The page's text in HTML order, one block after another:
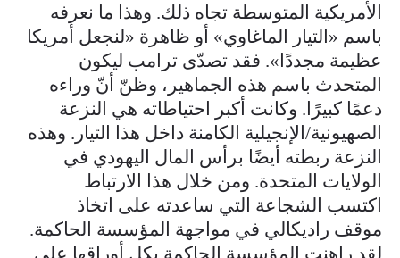
الأمريكية المتوسطة تجاه ذلك. وهذا ما نعرفه
باسم «التيار الماغاوي» أو ظاهرة «لنجعل أمريكا
عظيمة مجددًا». فقد تصدّى ترامب ليكون
المتحدث باسم هذه الجماهير، وظنّ أنّ وراءه
دعمًا كبيرًا. وكانت أكبر احتياطاته هي النزعة
الصهيونية/الإنجيلية الكامنة داخل هذا التيار. وهذه
النزعة ربطته أيضًا برأس المال اليهودي في
الولايات المتحدة. ومن خلال هذا الارتباط
اكتسب الشجاعة التي ساعدته على اتخاذ
موقف راديكالي في مواجهة المؤسسة الحاكمة.
لقد راهنت المؤسسة الحاكمة بكل أوراقها على